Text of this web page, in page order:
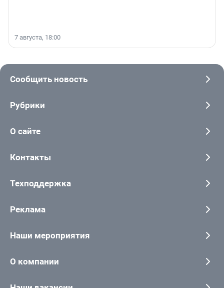
7 августа, 18:00
Сообщить новость
Рубрики
О сайте
Контакты
Техподдержка
Реклама
Наши мероприятия
О компании